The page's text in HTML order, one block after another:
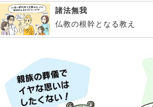
諸法無我
仏教の根幹となる教え